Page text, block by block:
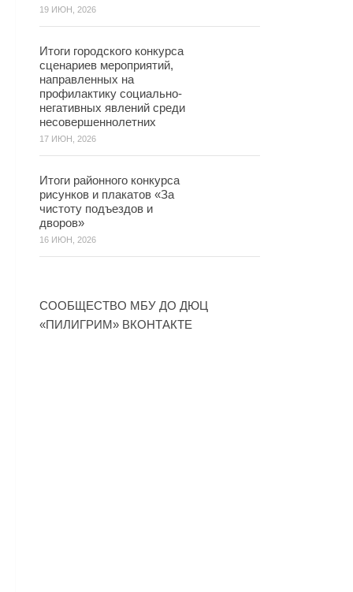
19 ИЮН, 2026
Итоги городского конкурса
сценариев мероприятий,
направленных на
профилактику социально-
негативных явлений среди
несовершеннолетних
17 ИЮН, 2026
Итоги районного конкурса
рисунков и плакатов «За
чистоту подъездов и
дворов»
16 ИЮН, 2026
СООБЩЕСТВО МБУ ДО ДЮЦ
«ПИЛИГРИМ» ВКОНТАКТЕ